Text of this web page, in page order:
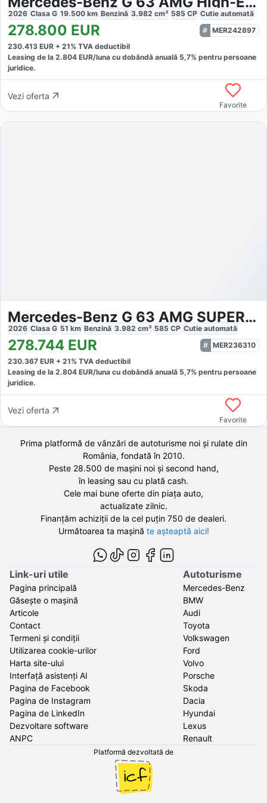
2026 Clasa G 19.500 km Benzină 3.982 cm³ 585 CP Cutie automată
278.800 EUR
MER242897
230.413 EUR + 21% TVA deductibil
Leasing de la 2.804 EUR/luna cu dobăndă anuală 5,7% pentru persoane
juridice.
Vezi oferta
Favorite
Mercedes-Benz G 63 AMG SUPERIOR
2026 Clasa G 51 km Benzină 3.982 cm³ 585 CP Cutie automată
278.744 EUR
MER236310
230.367 EUR + 21% TVA deductibil
Leasing de la 2.804 EUR/luna cu dobăndă anuală 5,7% pentru persoane
juridice.
Vezi oferta
Favorite
Prima platformă de vânzări de autoturisme noi și rulate din
România, fondată în 2010.
Peste 28.500 demașini noi și second hand,
în leasing sau cu plată cash.
Cele mai bune oferte din piața auto,
actualizate zilnic.
Finanțăm achiziții de la cel puțin 750 de dealeri.
Următoarea ta mașină te așteaptă aici!
Link-uri utile
Pagina principală
Găsește o mașină
Articole
Contact
Termeni și condiții
Utilizarea cookie-urilor
Harta site-ului
Interfață asistenți AI
Pagina de Facebook
Pagina de Instagram
Pagina de LinkedIn
Dezvoltare software
ANPC
Autoturisme
Mercedes-Benz
BMW
Audi
Toyota
Volkswagen
Ford
Volvo
Porsche
Skoda
Dacia
Hyundai
Lexus
Renault
Platformă dezvoltată de